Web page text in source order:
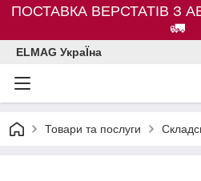
ПОСТАВКА ВЕРСТАТІВ З
🚛
ELMAG УкраЇна
Товари та послуги